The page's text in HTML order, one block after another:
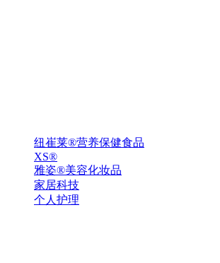
纽崔莱®营养保健食品
XS®
雅姿®美容化妆品
家居科技
个人护理